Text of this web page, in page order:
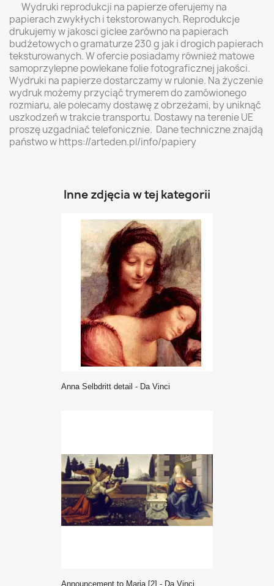
Wydruki reprodukcji na papierze oferujemy na
papierach zwykłych i tekstorowanych. Reprodukcje
drukujemy w jakosci giclee zarówno na papierach
budżetowych o gramaturze 230 g jak i drogich papierach
teksturowanych. W ofercie posiadamy również matowe
samoprzylepne powlekane folie fotograficznej jakości.
Wydruki na papierze dostarczamy w rulonie. Na życzenie
wydruk możemy przyciąć trymerem do zamówionego
rozmiaru, ale polecamy dostawę z obrzeżami, by uniknąć
uszkodzeń w trakcie transportu. Dostawy na terenie UE
proszę uzgadniać telefonicznie. Dane techniczne znajdą
państwo w https://arteden.pl/info/papiery
Inne zdjęcia w tej kategorii
Anna Selbdritt detail - Da Vinci
Announcement to Maria [2] - Da Vinci